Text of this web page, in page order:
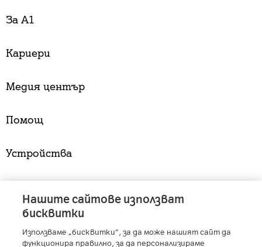
За А1
Кариери
Медия център
Помощ
Устройства
A1 Austria - A1 Croatia - A1 Serbia - A1 Belarus
Нашите сайтове използват
бисквитки
Използваме „бисквитки“, за да може нашият сайт да
функционира правилно, за да персонализираме